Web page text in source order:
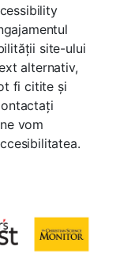
site-ului
alternativ,
fi citite și
vom